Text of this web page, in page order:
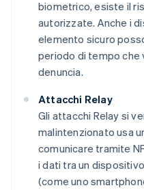
biometrico, esiste il
autorizzate. Anche i
elemento sicuro
periodo di tempo che
denuncia.
Attacchi Relay
Gli attacchi Relay si
malintenzionato usa
comunicare tramite
i dati tra un
(come uno